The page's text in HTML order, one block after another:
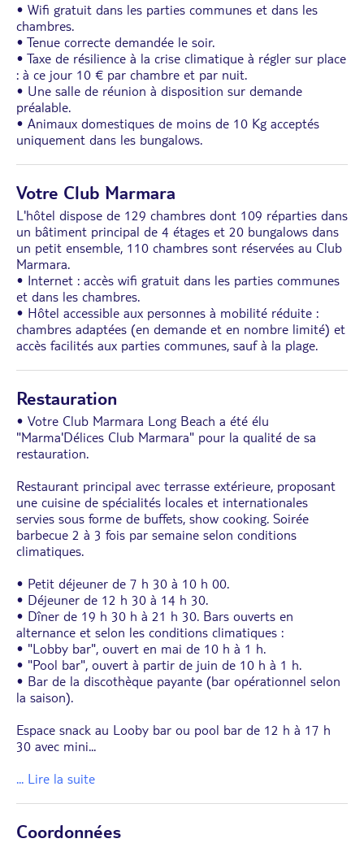
• Wifi gratuit dans les parties communes et dans les
chambres.
• Tenue correcte demandée le soir.
• Taxe de résilience à la crise climatique à régler sur place
: à ce jour 10 € par chambre et par nuit.
• Une salle de réunion à disposition sur demande
préalable.
• Animaux domestiques de moins de 10 Kg acceptés
uniquement dans les bungalows.
Votre Club Marmara
L'hôtel dispose de 129 chambres dont 109 réparties dans
un bâtiment principal de 4 étages et 20 bungalows dans
un petit ensemble, 110 chambres sont réservées au Club
Marmara.
• Internet : accès wifi gratuit dans les parties communes
et dans les chambres.
• Hôtel accessible aux personnes à mobilité réduite :
chambres adaptées (en demande et en nombre limité) et
accès facilités aux parties communes, sauf à la plage.
Restauration
• Votre Club Marmara Long Beach a été élu
"Marma'Délices Club Marmara" pour la qualité de sa
restauration.
Restaurant principal avec terrasse extérieure, proposant
une cuisine de spécialités locales et internationales
servies sous forme de buffets, show cooking. Soirée
barbecue 2 à 3 fois par semaine selon conditions
climatiques.
• Petit déjeuner de 7 h 30 à 10 h 00.
• Déjeuner de 12 h 30 à 14 h 30.
• Dîner de 19 h 30 h à 21 h 30. Bars ouverts en
alternance et selon les conditions climatiques :
• "Lobby bar", ouvert en mai de 10 h à 1 h.
• "Pool bar", ouvert à partir de juin de 10 h à 1 h.
• Bar de la discothèque payante (bar opérationnel selon
la saison).
Espace snack au Looby bar ou pool bar de 12 h à 17 h
30 avec mini...
... Lire la suite
Coordonnées